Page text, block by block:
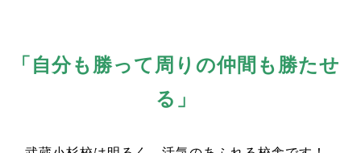
「自分も勝って周りの仲間も勝たせ
る」